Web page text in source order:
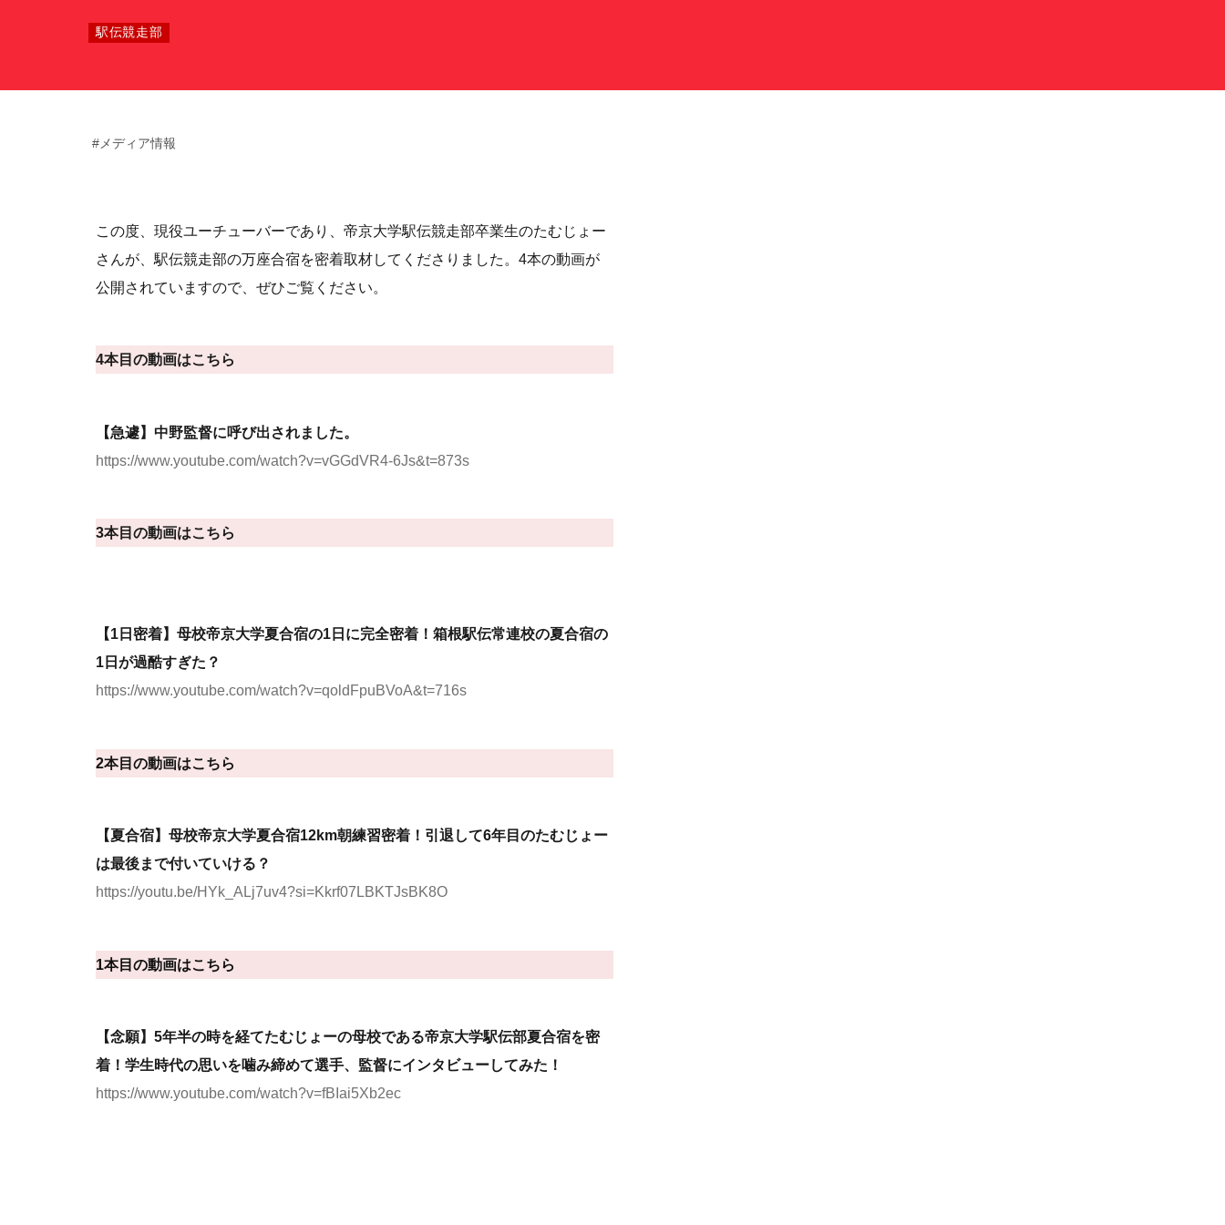
運動部支援
お問い合わせ
帝京大学スポーツ憲章
駅伝競走部
#メディア情報
この度、現役ユーチューバーであり、帝京大学駅伝競走部卒業生のたむじょー
さんが、駅伝競走部の万座合宿を密着取材してくださりました。4本の動画が
公開されていますので、ぜひご覧ください。
4本目の動画はこちら
【急遽】中野監督に呼び出されました。
https://www.youtube.com/watch?v=vGGdVR4-6Js&t=873s
3本目の動画はこちら
【1日密着】母校帝京大学夏合宿の1日に完全密着！箱根駅伝常連校の夏合宿の
1日が過酷すぎた？
https://www.youtube.com/watch?v=qoldFpuBVoA&t=716s
2本目の動画はこちら
【夏合宿】母校帝京大学夏合宿12km朝練習密着！引退して6年目のたむじょー
は最後まで付いていける？
https://youtu.be/HYk_ALj7uv4?si=Kkrf07LBKTJsBK8O
1本目の動画はこちら
【念願】5年半の時を経てたむじょーの母校である帝京大学駅伝部夏合宿を密
着！学生時代の思いを噛み締めて選手、監督にインタビューしてみた！
https://www.youtube.com/watch?v=fBIai5Xb2ec